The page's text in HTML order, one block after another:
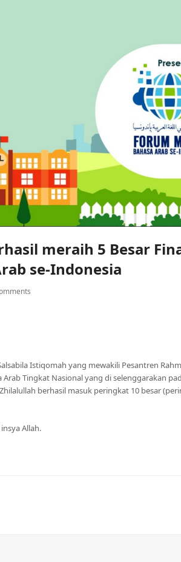
meraih 5 Besar
se-Indonesia
Istiqomah yang mewakili Pesantren
Tingkat Nasional yang di selenggarakan
berhasil masuk peringkat 10 besar
Allah.